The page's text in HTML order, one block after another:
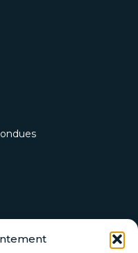
newsletter
et actualités